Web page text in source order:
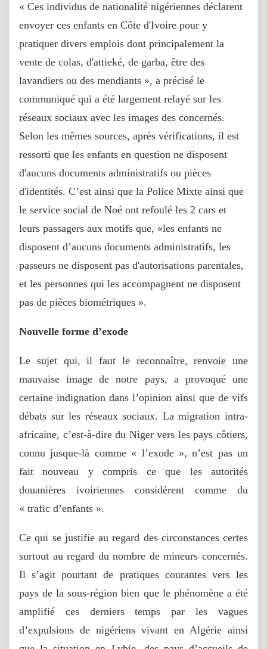
« Ces individus de nationalité nigériennes déclarent
envoyer ces enfants en Côte d'Ivoire pour y
pratiquer divers emplois dont principalement la
vente de colas, d'attieké, de garba, être des
lavandiers ou des mendiants », a précisé le
communiqué qui a été largement relayé sur les
réseaux sociaux avec les images des concernés.
Selon les mêmes sources, après vérifications, il est
ressorti que les enfants en question ne disposent
d'aucuns documents administratifs ou pièces
d'identités. C’est ainsi que la Police Mixte ainsi que
le service social de Noé ont refoulé les 2 cars et
leurs passagers aux motifs que, «les enfants ne
disposent d’aucuns documents administratifs, les
passeurs ne disposent pas d'autorisations parentales,
et les personnes qui les accompagnent ne disposent
pas de pièces biométriques ».
Nouvelle forme d’exode
Le sujet qui, il faut le reconnaître, renvoie une
mauvaise image de notre pays, a provoqué une
certaine indignation dans l’opinion ainsi que de vifs
débats sur les réseaux sociaux. La migration intra-
africaine, c’est-à-dire du Niger vers les pays côtiers,
connu jusque-là comme « l’exode », n’est pas un
fait nouveau y compris ce que les autorités
douanières ivoiriennes considèrent comme du
« trafic d’enfants ».
Ce qui se justifie au regard des circonstances certes
surtout au regard du nombre de mineurs concernés.
Il s’agit pourtant de pratiques courantes vers les
pays de la sous-région bien que le phénomène a été
amplifié ces derniers temps par les vagues
d’expulsions de nigériens vivant en Algérie ainsi